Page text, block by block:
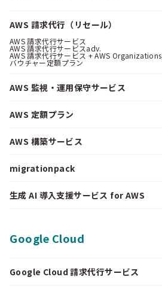
AWS 請求代行（リセール）
AWS 請求代行サービス
AWS 請求代行サービスadv.
AWS 請求代行サービス + AWS Organizations
バウチャー定額プラン
AWS 監視・運用保守サービス
AWS 定額プラン
AWS 構築サービス
migrationpack
生成 AI 導入支援サービス for AWS
Google Cloud
Google Cloud 請求代行サービス